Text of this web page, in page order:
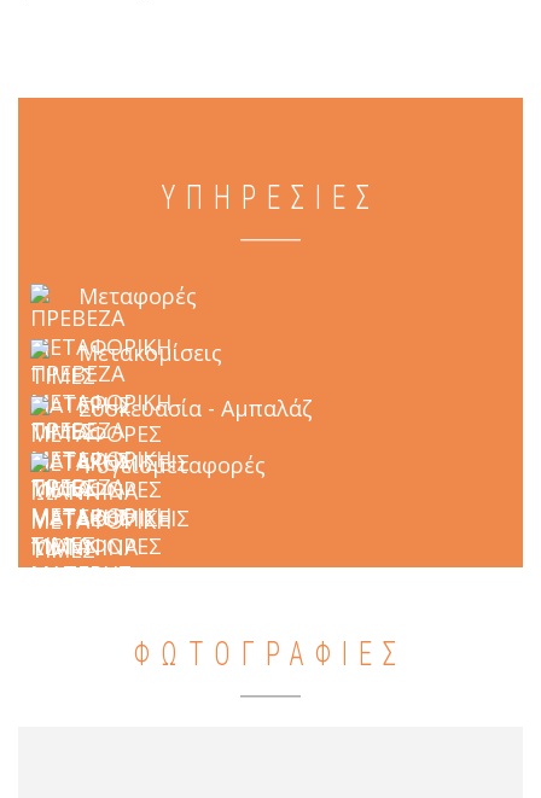
ΥΠΗΡΕΣΙΕΣ
Μεταφορές
Μετακομίσεις
Συσκευασία - Αμπαλάζ
Ψυγειομεταφορές
ΦΩΤΟΓΡΑΦΙΕΣ